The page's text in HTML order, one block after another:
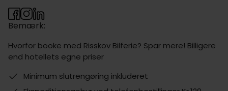
Bemærk:
Hvorfor booke med Risskov Bilferie? Spar mere! Billigere
end hotellets egne priser
Minimum slutrengøring inkluderet